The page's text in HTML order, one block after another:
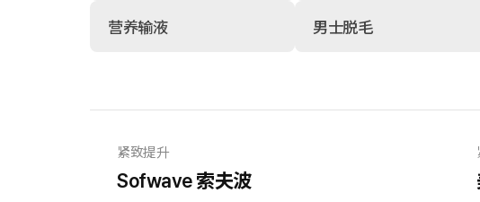
营养输液 男士脱毛
紧致提升
Sofwave 索夫波